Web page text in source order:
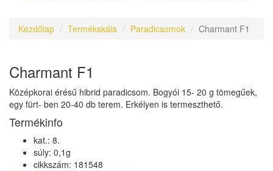
Kezdőlap Termékskála Paradicsomok Charmant F1
Charmant F1
Középkorai érésű hibrid paradicsom. Bogyói 15- 20 g tömegűek,
egy fürt- ben 20-40 db terem. Erkélyen is termeszthető.
Termékinfo
kat.: 8.
súly: 0,1g
cikkszám: 181548